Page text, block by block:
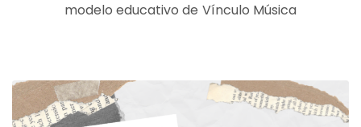
modelo educativo de Vínculo Música